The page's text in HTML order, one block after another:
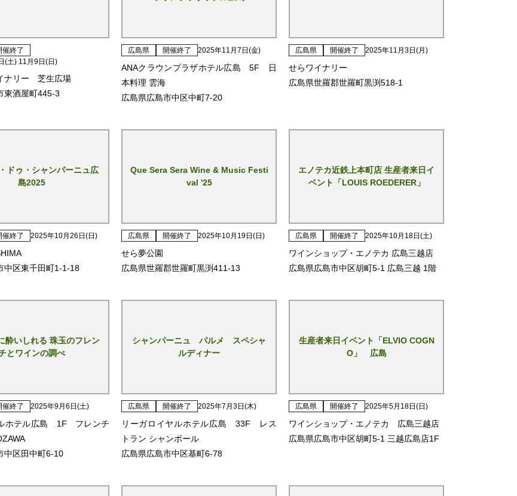
催終了
(土) 11月9日(日)
ナリー 芝生広場
東酒屋町445-3
広島県 開催終了 2025年11月7日(金)
ANAクラウンプラザホテル広島 5F 日
本料理 雲海
広島県広島市中区中町7-20
広島県 開催終了 2025年11月3日(月)
せらワイナリー
広島県世羅郡世羅町黒渕518-1
ドゥ・シャンパーニュ広
島2025
催終了 2025年10月26日(日)
中区東千田町1-1-18
Que Sera Sera Wine & Music Festi
val '25
広島県 開催終了 2025年10月19日(日)
せら夢公園
広島県世羅郡世羅町黒渕411-13
エノテカ近鉄上本町店 生産者来日イ
ベント「LOUIS ROEDERER」
広島県 開催終了 2025年10月18日(土)
ワインショップ・エノテカ 広島三越店
広島県広島市中区胡町5-1 広島三越 1階
酔いしれる 珠玉のフレン
とワインの調べ
催終了 2025年9月6日(土)
ホテル広島 1F フレンチ
中区田中町6-10
シャンパーニュ パルメ スペシャ
ルディナー
広島県 開催終了 2025年7月3日(木)
リーガロイヤルホテル広島 33F レス
トラン シャンボール
広島県広島市中区基町6-78
生産者来日イベント「ELVIO COGN
O」 広島
広島県 開催終了 2025年5月18日(日)
ワインショップ・エノテカ 広島三越店
広島県広島市中区胡町5-1 三越広島店1F